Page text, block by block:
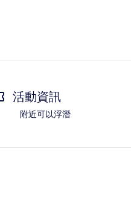
活動資訊
附近可以浮潛